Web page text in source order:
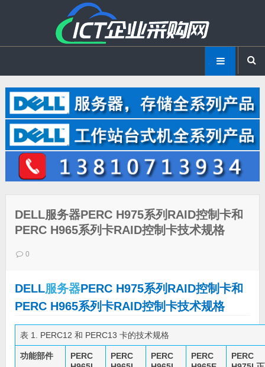
DELL服务器PERC H975系列RAID控制卡和
PERC H965系列卡RAID控制卡技术规格
0
DELL服务器PERC H975系列RAID控制卡和
PERC H965系列卡RAID控制卡技术规格
表 1. PERC12 和 PERC13 卡的技术规格
功能部件
PERC
PERC
PERC
PERC
PERC